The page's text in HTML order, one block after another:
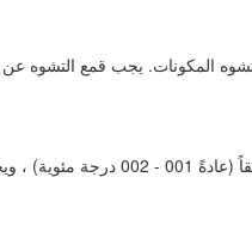
تشوه المكونات. يجب قمع
(عادةً 100 - 200 درجة مئوية) ،